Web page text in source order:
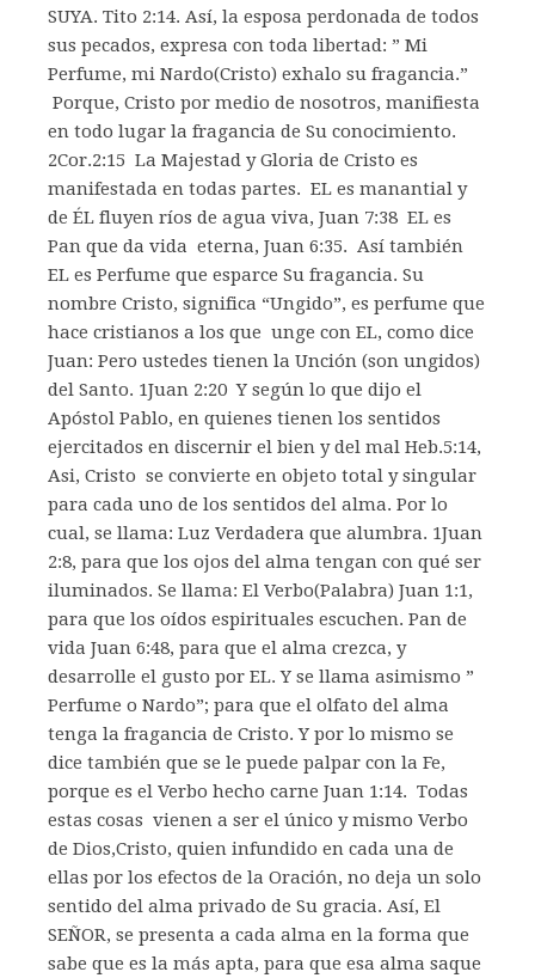
SUYA. Tito 2:14. Así, la esposa perdonada de todos
sus pecados, expresa con toda libertad: ” Mi
Perfume, mi Nardo(Cristo) exhalo su fragancia.”
Porque, Cristo por medio de nosotros, manifiesta
en todo lugar la fragancia de Su conocimiento.
2Cor.2:15 La Majestad y Gloria de Cristo es
manifestada en todas partes. EL es manantial y
de ÉL fluyen ríos de agua viva, Juan 7:38 EL es
Pan que da vida eterna, Juan 6:35. Así también
EL es Perfume que esparce Su fragancia. Su
nombre Cristo, significa “Ungido”, es perfume que
hace cristianos a los que unge con EL, como dice
Juan: Pero ustedes tienen la Unción (son ungidos)
del Santo. 1Juan 2:20 Y según lo que dijo el
Apóstol Pablo, en quienes tienen los sentidos
ejercitados en discernir el bien y del mal Heb.5:14,
Asi, Cristo se convierte en objeto total y singular
para cada uno de los sentidos del alma. Por lo
cual, se llama: Luz Verdadera que alumbra. 1Juan
2:8, para que los ojos del alma tengan con qué ser
iluminados. Se llama: El Verbo(Palabra) Juan 1:1,
para que los oídos espirituales escuchen. Pan de
vida Juan 6:48, para que el alma crezca, y
desarrolle el gusto por EL. Y se llama asimismo ”
Perfume o Nardo”; para que el olfato del alma
tenga la fragancia de Cristo. Y por lo mismo se
dice también que se le puede palpar con la Fe,
porque es el Verbo hecho carne Juan 1:14. Todas
estas cosas vienen a ser el único y mismo Verbo
de Dios,Cristo, quien infundido en cada una de
ellas por los efectos de la Oración, no deja un solo
sentido del alma privado de Su gracia. Así, El
SEÑOR, se presenta a cada alma en la forma que
sabe que es la más apta, para que esa alma saque